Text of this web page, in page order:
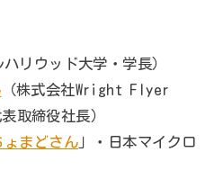
ハリウッド大学・学長）
（株式会社Wright Flyer
締役社長）
ょまどさん」・日本マイクロ